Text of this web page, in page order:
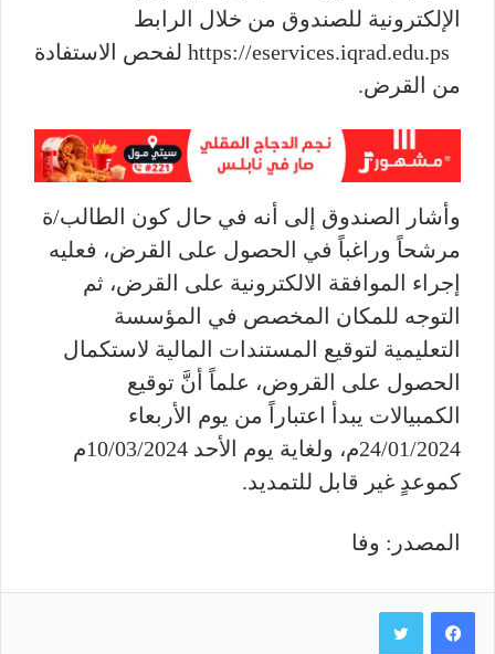
الإلكترونية للصندوق من خلال الرابط
https://eservices.iqrad.edu.ps لفحص الاستفادة
من القرض.
وأشار الصندوق إلى أنه في حال كون الطالب/ة
مرشحاً وراغباً في الحصول على القرض، فعليه
إجراء الموافقة الالكترونية على القرض، ثم
التوجه للمكان المخصص في المؤسسة
التعليمية لتوقيع المستندات المالية لاستكمال
الحصول على القروض، علماً أنَّ توقيع
الكمبيالات يبدأ اعتباراً من يوم الأربعاء
24/01/2024م، ولغاية يوم الأحد 10/03/2024م
كموعدٍ غير قابل للتمديد.
المصدر: وفا